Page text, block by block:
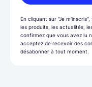
En cliquant sur "Je
les produits, les actualités,
confirmez que vous avez lu
acceptez de recevoir des
désabonner à tout moment.